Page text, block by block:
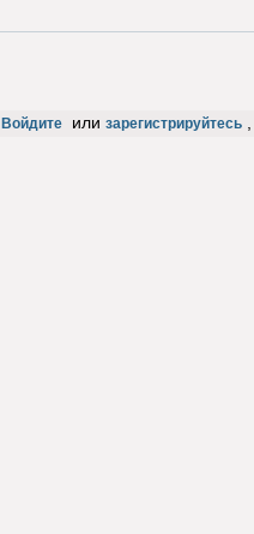
Войдите или зарегистрируйтесь